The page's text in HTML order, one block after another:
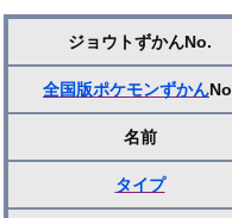
ジョウトずかんNo.
全国版ポケモンずかん
名前
タイプ